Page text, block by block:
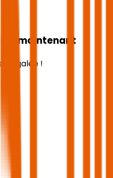
maintenant
inégalée !